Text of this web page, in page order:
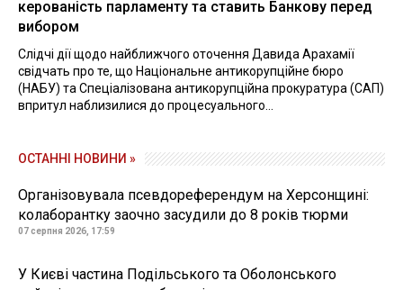
керованість парламенту та ставить Банкову перед
вибором
Слідчі дії щодо найближчого оточення Давида Арахамії
свідчать про те, що Національне антикорупційне бюро
(НАБУ) та Спеціалізована антикорупційна прокуратура (САП)
впритул наблизилися до процесуального...
ОСТАННІ НОВИНИ »
Організовувала псевдореферендум на Херсонщині:
колаборантку заочно засудили до 8 років тюрми
07 серпня 2026, 17:59
У Києві частина Подільського та Оболонського